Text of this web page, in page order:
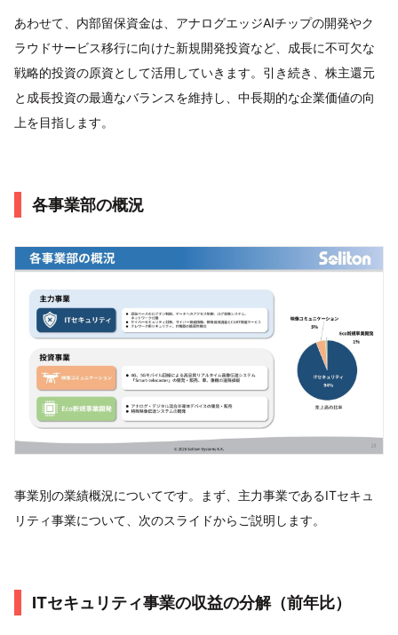
あわせて、内部留保資金は、アナログエッジAIチップの開発やク
ラウドサービス移行に向けた新規開発投資など、成長に不可欠な
戦略的投資の原資として活用していきます。引き続き、株主還元
と成長投資の最適なバランスを維持し、中長期的な企業価値の向
上を目指します。
各事業部の概況
事業別の業績概況についてです。まず、主力事業であるITセキュ
リティ事業について、次のスライドからご説明します。
ITセキュリティ事業の収益の分解（前年比）